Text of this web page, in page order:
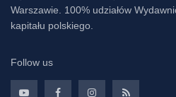
Warszawie. 100% udziałów
kapitału polskiego.
Follow us